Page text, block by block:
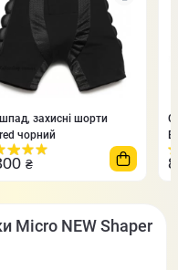
захисні шорти
чорний
₴
Micro NEW Shaper